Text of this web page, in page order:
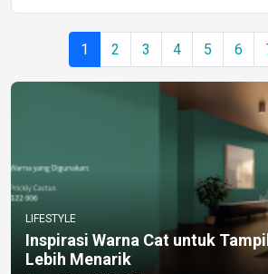
1 2 3 4 5 6
LIFESTYLE
Inspirasi Warna Cat untuk
Lebih Menarik